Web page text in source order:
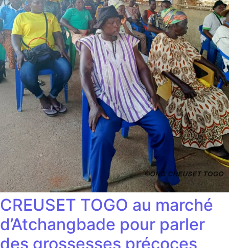
CREUSET TOGO au marché
d’Atchangbade pour parler
des grossesses précoces